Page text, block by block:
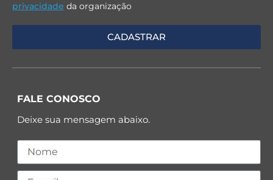
privacidade da organização
FALE CONOSCO
Deixe sua mensagem abaixo.